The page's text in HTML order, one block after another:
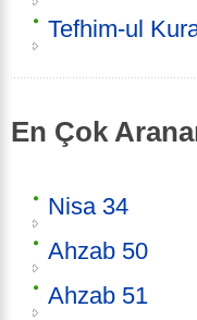
Tefhim-ul
En Çok
Nisa 34
Ahzab 50
Ahzab 51